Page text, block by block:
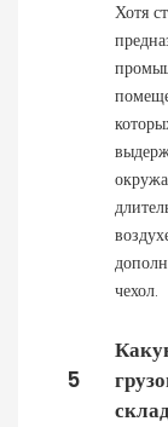
Хотя
чехол.
5